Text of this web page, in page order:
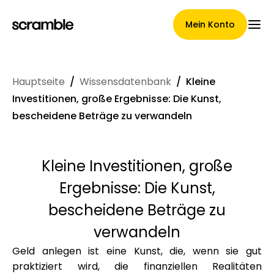
Mein Konto
Hauptseite
Konditionen der
Forderungsabtretung
Markengalerie
Hauptseite / Wissensdatenbank / Kleine
Investitionen, große Ergebnisse: Die Kunst,
bescheidene Beträge zu verwandeln
Kleine Investitionen, große
Ergebnisse: Die Kunst,
bescheidene Beträge zu
verwandeln
Geld anlegen ist eine Kunst, die, wenn sie gut
praktiziert wird, die finanziellen Realitäten